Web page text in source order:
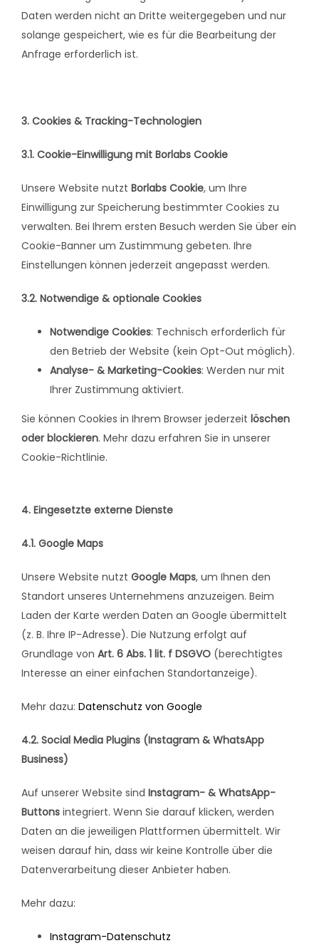
Daten werden nicht an Dritte weitergegeben und nur
solange gespeichert, wie es für die Bearbeitung der
Anfrage erforderlich ist.
3. Cookies & Tracking-Technologien
3.1. Cookie-Einwilligung mit Borlabs Cookie
Unsere Website nutzt Borlabs Cookie, um Ihre
Einwilligung zur Speicherung bestimmter Cookies zu
verwalten. Bei Ihrem ersten Besuch werden Sie über ein
Cookie-Banner um Zustimmung gebeten. Ihre
Einstellungen können jederzeit angepasst werden.
3.2. Notwendige & optionale Cookies
Notwendige Cookies: Technisch erforderlich für
den Betrieb der Website (kein Opt-Out möglich).
Analyse- & Marketing-Cookies: Werden nur mit
Ihrer Zustimmung aktiviert.
Sie können Cookies in Ihrem Browser jederzeit löschen
oder blockieren. Mehr dazu erfahren Sie in unserer
Cookie-Richtlinie.
4. Eingesetzte externe Dienste
4.1. Google Maps
Unsere Website nutzt Google Maps, um Ihnen den
Standort unseres Unternehmens anzuzeigen. Beim
Laden der Karte werden Daten an Google übermittelt
(z. B. Ihre IP-Adresse). Die Nutzung erfolgt auf
Grundlage von Art. 6 Abs. 1 lit. f DSGVO (berechtigtes
Interesse an einer einfachen Standortanzeige).
Mehr dazu: Datenschutz von Google
4.2. Social Media Plugins (Instagram & WhatsApp
Business)
Auf unserer Website sind Instagram- & WhatsApp-
Buttons integriert. Wenn Sie darauf klicken, werden
Daten an die jeweiligen Plattformen übermittelt. Wir
weisen darauf hin, dass wir keine Kontrolle über die
Datenverarbeitung dieser Anbieter haben.
Mehr dazu:
Instagram-Datenschutz